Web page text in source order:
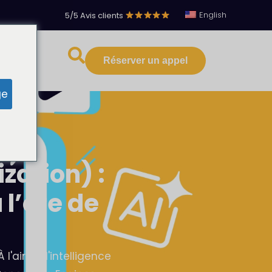
5/5 Avis clients English
ressources
Réserver un appel
:
de
l'air de l'intelligence